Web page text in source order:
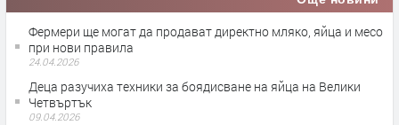
Фермери ще могат да продават директно мляко, яйца и месо
при нови правила
24.04.2026
Деца разучиха техники за боядисване на яйца на Велики
Четвъртък
09.04.2026